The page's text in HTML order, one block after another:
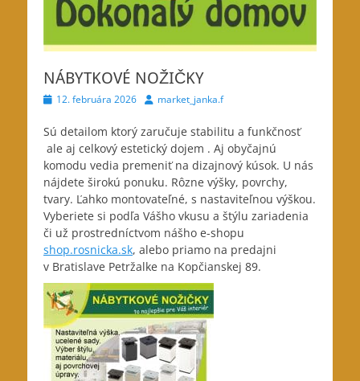
NÁBYTKOVÉ NOŽIČKY
Posted12. februára 2026 Authormarket_janka.f
Sú detailom ktorý zaručuje stabilitu a funkčnosť
ale aj celkový estetický dojem . Aj obyčajnú
komodu vedia premeniť na dizajnový kúsok. U nás
nájdete širokú ponuku. Rôzne výšky, povrchy,
tvary. Ľahko montovateľné, s nastaviteľnou výškou.
Vyberiete si podľa Vášho vkusu a štýlu zariadenia
či už prostredníctvom nášho e-shopu
shop.rosnicka.sk, alebo priamo na predajni
v Bratislave Petržalke na Kopčianskej 89.